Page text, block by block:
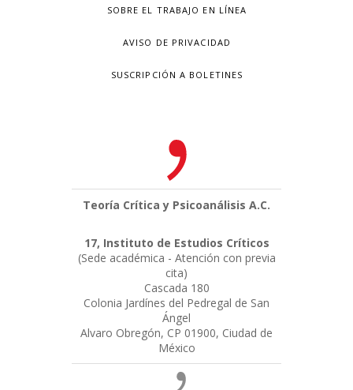
SOBRE EL TRABAJO EN LÍNEA
AVISO DE PRIVACIDAD
SUSCRIPCIÓN A BOLETINES
Teoría Crítica y Psicoanálisis A.C.
17, Instituto de Estudios Críticos
(Sede académica - Atención con previa
cita)
Cascada 180
Colonia Jardínes del Pedregal de San
Ángel
Alvaro Obregón, CP 01900, Ciudad de
México